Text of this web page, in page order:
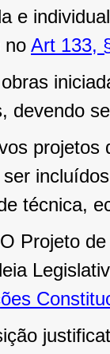
e
no Art 133,
devendo
projetos
técnica,
O Projeto